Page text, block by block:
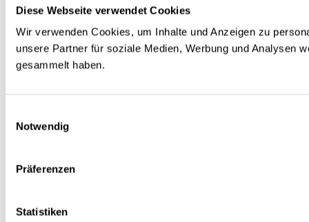
Diese Webseite verwendet Cookies
Wir verwenden Cookies, um Inhalte und Anzeigen zu
unsere Partner für soziale Medien, Werbung und Analysen
gesammelt haben.
Notwendig
Präferenzen
Statistiken